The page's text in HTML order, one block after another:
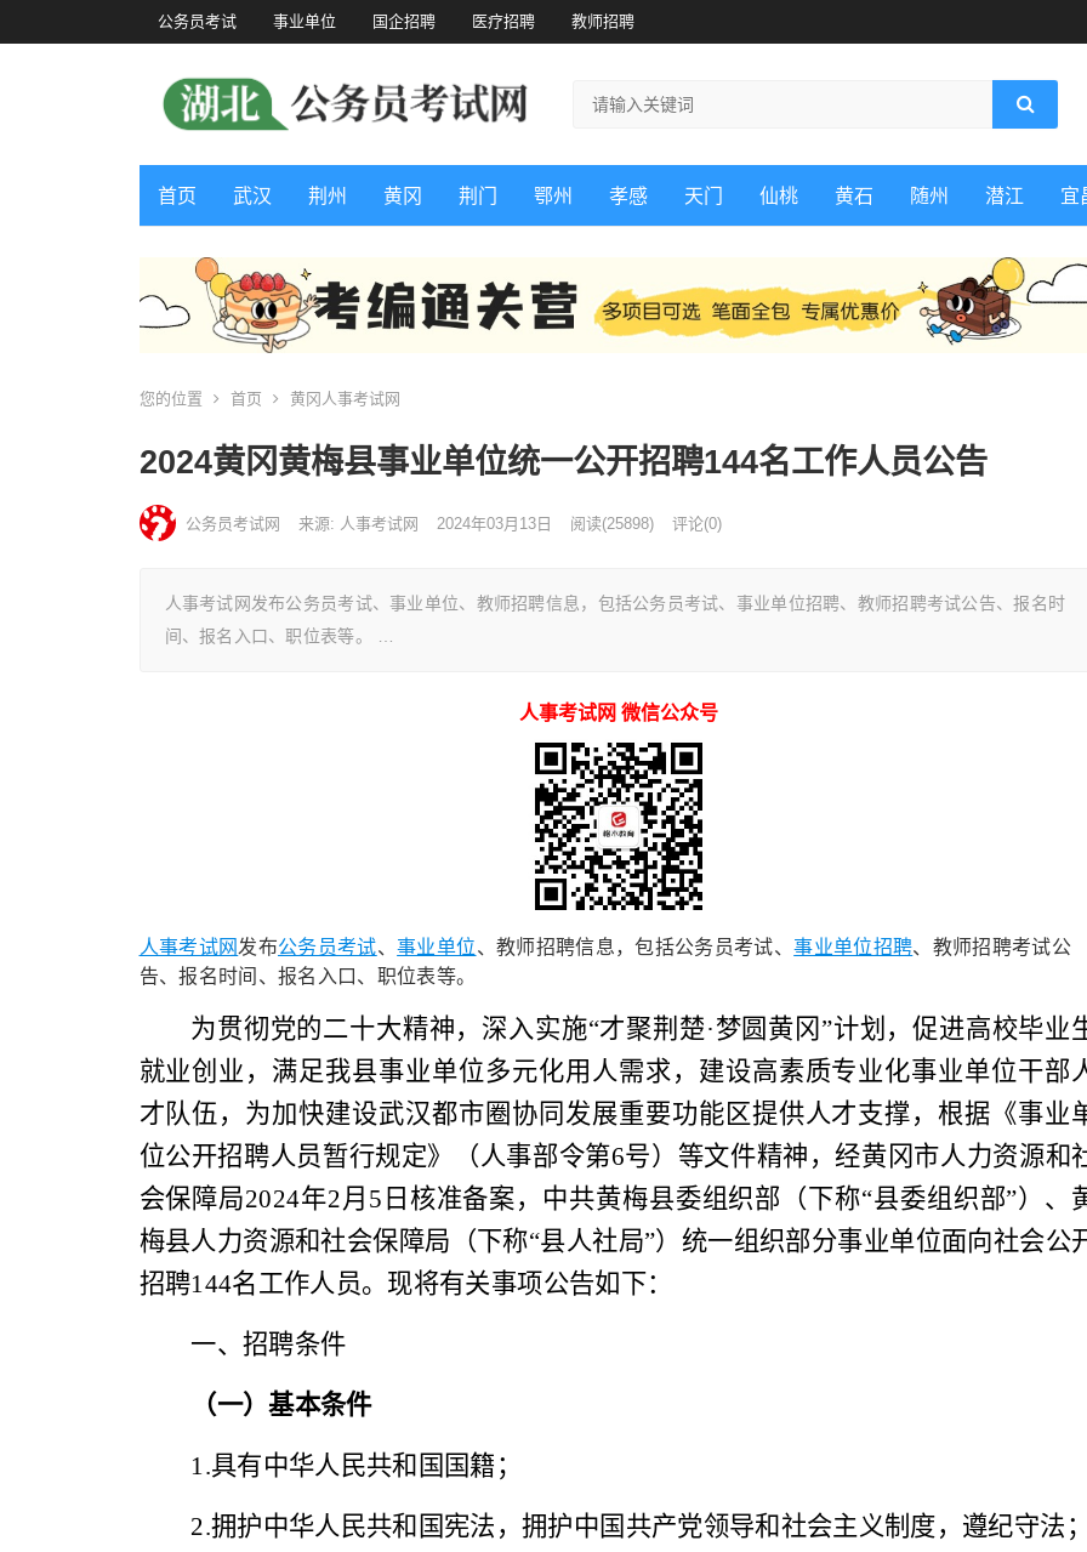
公务员考试 事业单位 国企招聘 医疗招聘 教师招聘
首页 武汉 荆州 黄冈 荆门 鄂州 孝感 天门 仙桃 黄石 随州 潜江 宜
您的位置 首页 黄冈人事考试网
2024黄冈黄梅县事业单位统一公开招聘144名工作人员公告
公务员考试网 来源: 人事考试网 2024年03月13日 阅读(25898) 评论(0)
人事考试网发布公务员考试、事业单位、教师招聘信息，包括公务员考试、事业单位招聘、教师招聘考试公告、报名时
间、报名入口、职位表等。 …
人事考试网 微信公众号
人事考试网 发布公务员考试、事业单位、教师招聘信息，包括公务员考试、事业单位招聘、教师招聘考试公
告、报名时间、报名入口、职位表等。
为贯彻党的二十大精神，深入实施“才聚荆楚·梦圆黄冈”计划，促进高校毕业
就业创业，满足我县事业单位多元化用人需求，建设高素质专业化事业单位干部
才队伍，为加快建设武汉都市圈协同发展重要功能区提供人才支撑，根据《事业
位公开招聘人员暂行规定》（人事部令第6号）等文件精神，经黄冈市人力资源和
会保障局2024年2月 5 日核准备案， 中共黄梅县委组织部（下称“县委组织部”）、
梅县人力资源和社会保障局（下称“县人社局”）统一组织部分事业单位面向社会公
招聘144名工作人员。现将有关事项公告如下：
一、招聘条件
（一）基本条件
1.具有中华人民共和国国籍；
2.拥护中华人民共和国宪法，拥护中国 共产党领导和社会主义制度，遵纪守法